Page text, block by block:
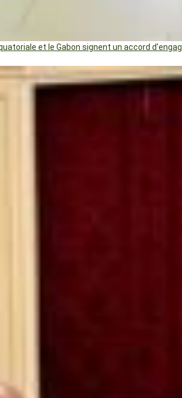
et le Gabon signent un accord